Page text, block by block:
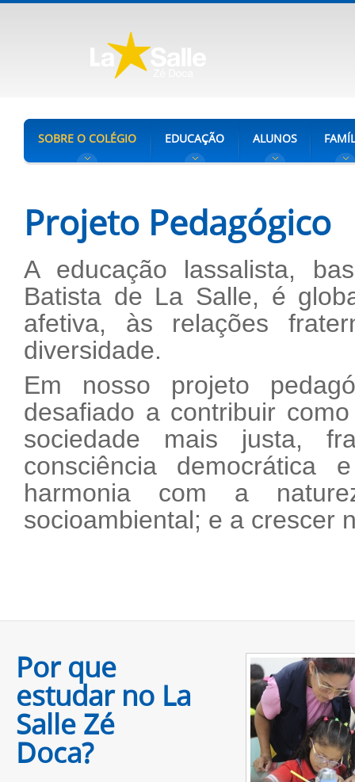
SOBRE O COLÉGIO EDUCAÇÃO ALUNOS
Projeto Pedagógico
A educação lassalista,
Batista de La Salle, é
afetiva, às relações
diversidade.
Em nosso projeto
desafiado a contribuir
sociedade mais justa,
consciência
harmonia com a
socioambiental; e a crescer
Por que
estudar no La
Salle Zé
Doca?